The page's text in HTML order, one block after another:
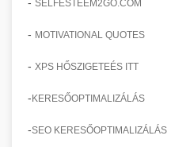
SELFESTEEM2GO.COM
- MOTIVATIONAL QUOTES
- XPS HŐSZIGETEÉS ITT
- KERESŐOPTIMALIZÁLÁS
-SEO KERESŐOPTIMALIZÁLÁS